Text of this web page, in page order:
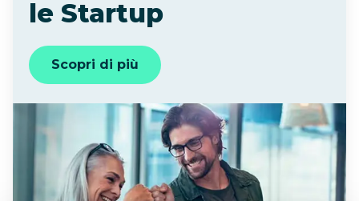
le Startup
Scopri di più